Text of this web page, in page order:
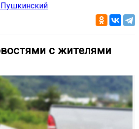
с жителями